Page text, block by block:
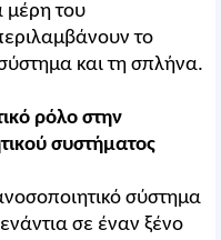
μέρη του
το
και τη σπλήνα.
ρόλο στην
συστήματος
σύστημα
σε έναν ξένο